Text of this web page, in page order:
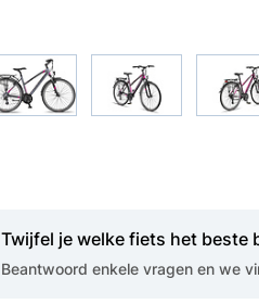
Twijfel je welke fiets het beste
Beantwoord enkele vragen en we